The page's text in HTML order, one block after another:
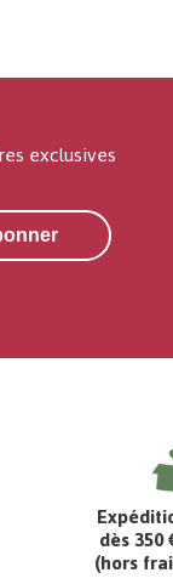
exclusives
dès 350
(hors